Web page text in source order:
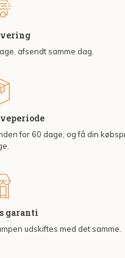
afsendt samme dag.
for 60 dage, og få din
garanti
udskiftes med det samme.